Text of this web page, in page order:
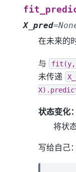
X_pred=
在未来的
与 fit(y,
未传递
状态变化：
将状
写给自己：